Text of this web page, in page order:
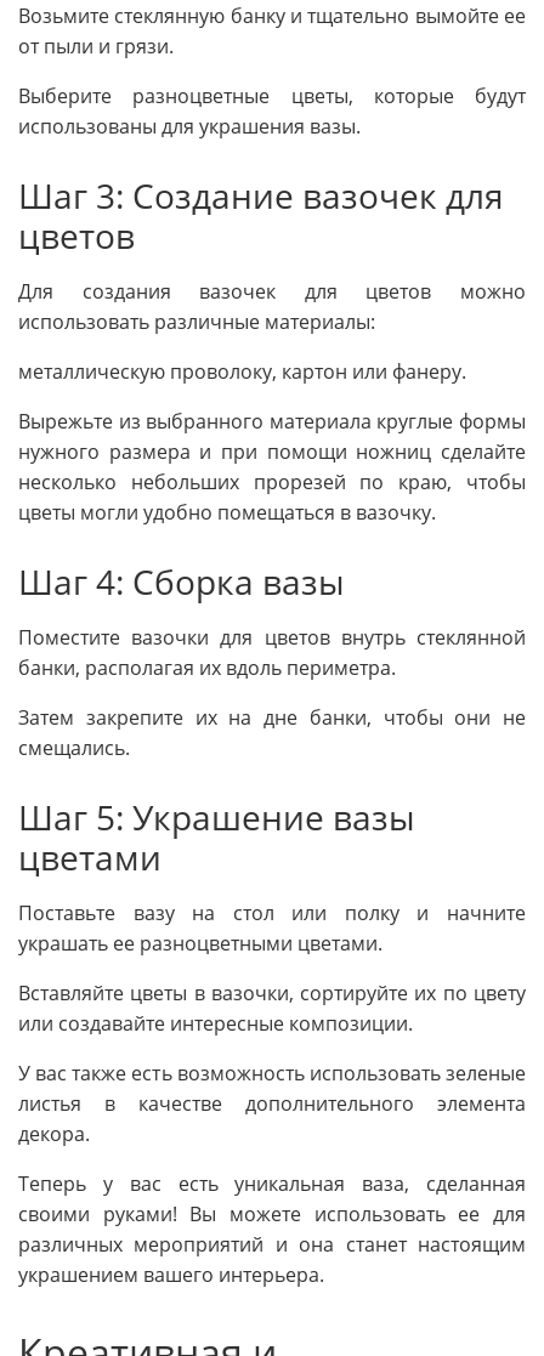
Возьмите стеклянную банку и тщательно вымойте ее
от пыли и грязи.
Выберите разноцветные цветы, которые будут
использованы для украшения вазы.
Шаг 3: Создание вазочек для
цветов
Для создания вазочек для цветов можно
использовать различные материалы:
металлическую проволоку, картон или фанеру.
Вырежьте из выбранного материала круглые формы
нужного размера и при помощи ножниц сделайте
несколько небольших прорезей по краю, чтобы
цветы могли удобно помещаться в вазочку.
Шаг 4: Сборка вазы
Поместите вазочки для цветов внутрь стеклянной
банки, располагая их вдоль периметра.
Затем закрепите их на дне банки, чтобы они не
смещались.
Шаг 5: Украшение вазы
цветами
Поставьте вазу на стол или полку и начните
украшать ее разноцветными цветами.
Вставляйте цветы в вазочки, сортируйте их по цвету
или создавайте интересные композиции.
У вас также есть возможность использовать зеленые
листья в качестве дополнительного элемента
декора.
Теперь у вас есть уникальная ваза, сделанная
своими руками! Вы можете использовать ее для
различных мероприятий и она станет настоящим
украшением вашего интерьера.